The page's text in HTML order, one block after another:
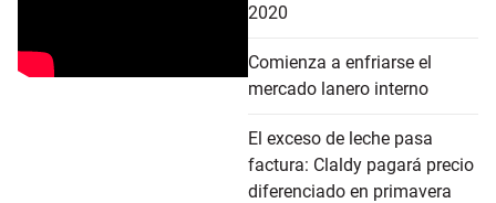
2020
Comienza a enfriarse el
mercado lanero interno
El exceso de leche pasa
factura: Claldy pagará precio
diferenciado en primavera